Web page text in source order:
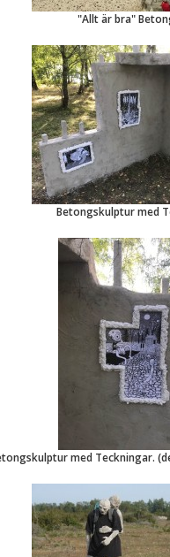
"Allt är bra"
Betongskulptur med
med Teckningar.